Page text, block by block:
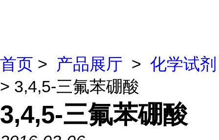
首页 > 产品展厅 > 化学试剂
> 3,4,5-三氟苯硼酸
3,4,5-三氟苯硼酸